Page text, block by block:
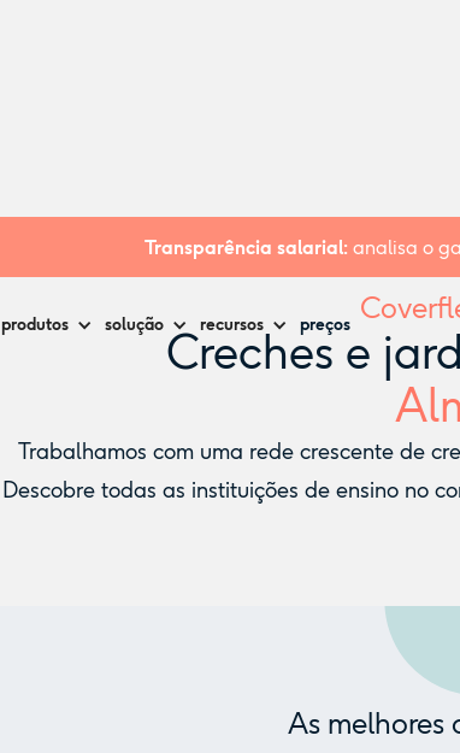
Transparência salarial: analisa o
produtos solução recursos preços
Creches e
Trabalhamos com uma rede crescente de
Descobre todas as instituições de ensino no
As melhores